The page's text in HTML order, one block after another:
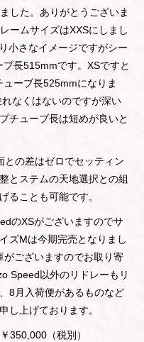
した。ありがとうございま
ームサイズはXXSにしまし
小さなイメージですがシー
長515mmです。XSですと
ーブ長525mmになりま
なくはないのですが深い
チューブ長は短めが良いと
の差はゼロでセッティン
とステムの天地選択との組
ることも可能です。
のXSがございますのでサ
ズMは今期完売となりまし
がございますのでお取り寄
Speed以外のリドレーもリ
8月入荷便があるものなど
し上げております。
350,000（税別）